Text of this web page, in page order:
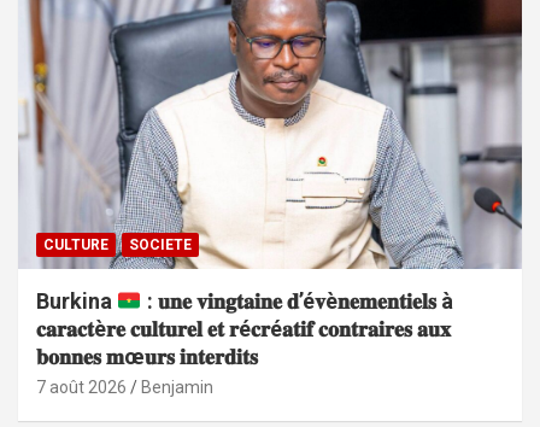
CULTURE SOCIETE
Burkina
: 𝐮𝐧𝐞 𝐯𝐢𝐧𝐠𝐭𝐚𝐢𝐧𝐞 𝐝’é𝐯è𝐧𝐞𝐦𝐞𝐧𝐭𝐢𝐞𝐥𝐬 à
𝐜𝐚𝐫𝐚𝐜𝐭è𝐫𝐞 𝐜𝐮𝐥𝐭𝐮𝐫𝐞𝐥 𝐞𝐭 𝐫é𝐜𝐫é𝐚𝐭𝐢𝐟 𝐜𝐨𝐧𝐭𝐫𝐚𝐢𝐫𝐞𝐬 𝐚𝐮𝐱
𝐛𝐨𝐧𝐧𝐞𝐬 𝐦œ𝐮𝐫𝐬 𝐢𝐧𝐭𝐞𝐫𝐝𝐢𝐭𝐬
7 août 2026 Benjamin